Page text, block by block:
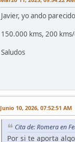
Javier, yo ando
150.000 kms, 200
Saludos
Junio 10, 2026, 07:52:51 AM
Cita de: Romera en
Por si te aporta